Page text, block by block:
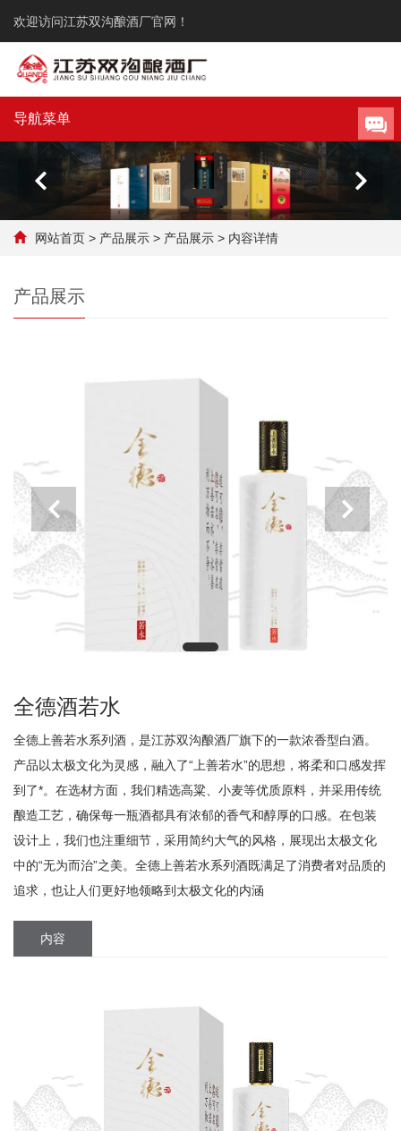
欢迎访问江苏双沟酿酒厂官网！
导航菜单
网站首页 > 产品展示 > 产品展示 > 内容详情
产品展示
全德酒若水
全德上善若水系列酒，是江苏双沟酿酒厂旗下的一款浓香型白酒。
产品以太极文化为灵感，融入了“上善若水”的思想，将柔和口感发挥
到了*。在选材方面，我们精选高粱、小麦等优质原料，并采用传统
酿造工艺，确保每一瓶酒都具有浓郁的香气和醇厚的口感。在包装
设计上，我们也注重细节，采用简约大气的风格，展现出太极文化
中的“无为而治”之美。全德上善若水系列酒既满足了消费者对品质的
追求，也让人们更好地领略到太极文化的内涵
内容